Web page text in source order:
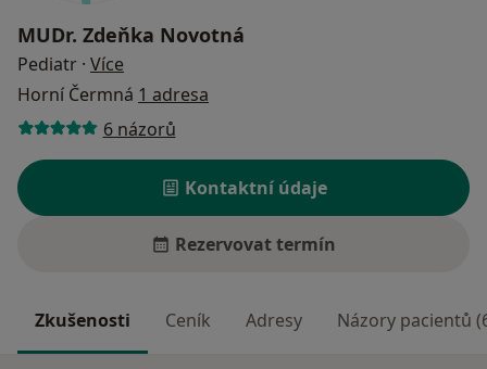
MUDr. Zdeňka Novotná
Pediatr · Více
Horní Čermná 1 adresa
6 názorů
Kontaktní údaje
Rezervovat termín
Zkušenosti Ceník Adresy Názory pacientů